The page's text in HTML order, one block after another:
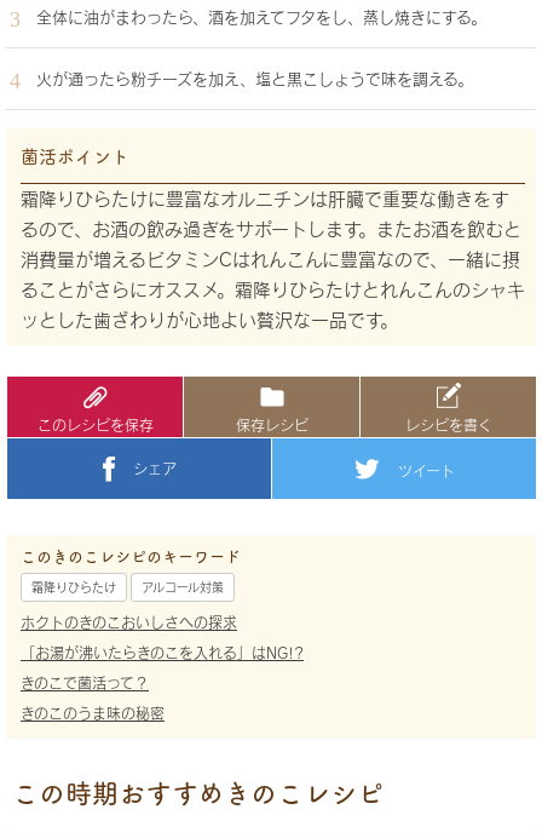
全体に油がまわったら、酒を加えてフタをし、蒸し焼きにする。
火が通ったら粉チーズを加え、塩と黒こしょうで味を調える。
菌活ポイント
霜降りひらたけに豊富なオルニチンは肝臓で重要な働きをす
るので、お酒の飲み過ぎをサポートします。またお酒を飲むと
消費量が増えるビタミンCはれんこんに豊富なので、一緒に摂
ることがさらにオススメ。霜降りひらたけとれんこんのシャキ
ッとした歯ざわりが心地よい贅沢な一品です。
このレシピを保存 保存レシピ レシピを書く
シェア ツイート
このきのこレシピのキーワード
霜降りひらたけ アルコール対策
ホクトのきのこおいしさへの探求
「お湯が沸いたらきのこを入れる」はNG!?
きのこで菌活って？
きのこのうま味の秘密
この時期おすすめきのこレシピ